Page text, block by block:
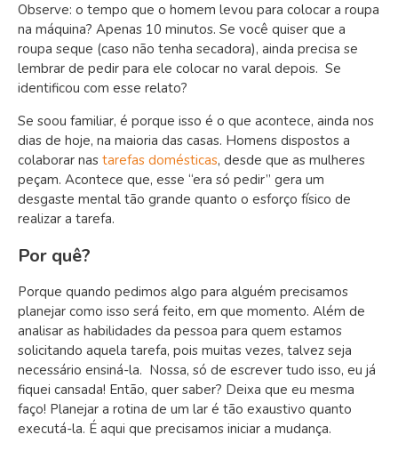
Observe: o tempo que o homem levou para colocar a roupa
na máquina? Apenas 10 minutos. Se você quiser que a
roupa seque (caso não tenha secadora), ainda precisa se
lembrar de pedir para ele colocar no varal depois. Se
identificou com esse relato?
Se soou familiar, é porque isso é o que acontece, ainda nos
dias de hoje, na maioria das casas. Homens dispostos a
colaborar nas tarefas domésticas, desde que as mulheres
peçam. Acontece que, esse “era só pedir” gera um
desgaste mental tão grande quanto o esforço físico de
realizar a tarefa.
Por quê?
Porque quando pedimos algo para alguém precisamos
planejar como isso será feito, em que momento. Além de
analisar as habilidades da pessoa para quem estamos
solicitando aquela tarefa, pois muitas vezes, talvez seja
necessário ensiná-la. Nossa, só de escrever tudo isso, eu já
fiquei cansada! Então, quer saber? Deixa que eu mesma
faço! Planejar a rotina de um lar é tão exaustivo quanto
executá-la. É aqui que precisamos iniciar a mudança.